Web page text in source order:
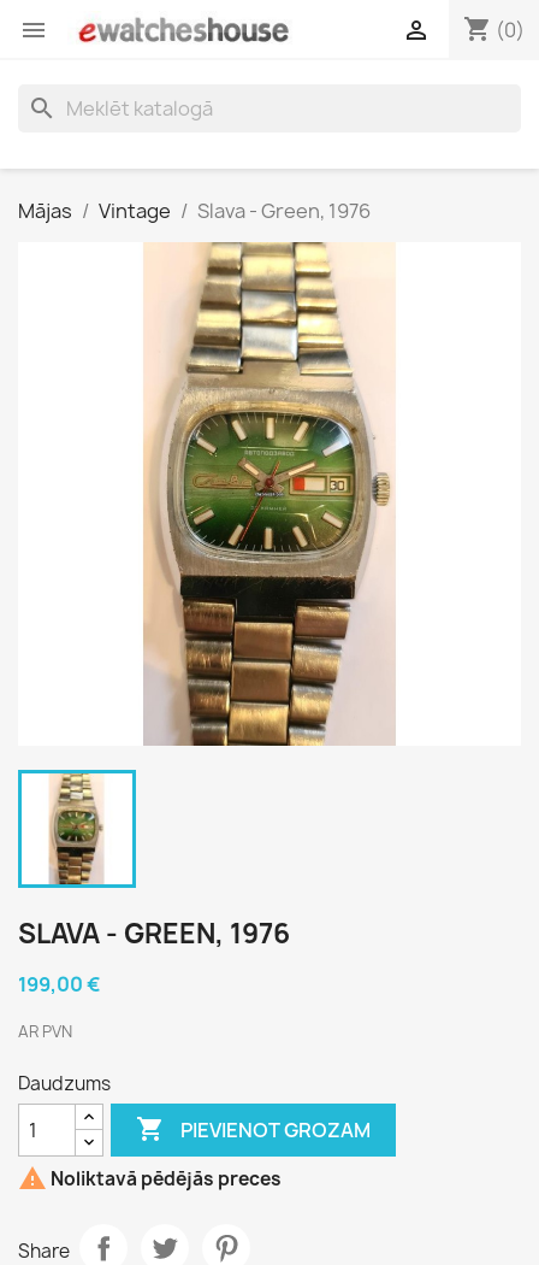
 shopping_cart (0)

search
Mājas Vintage Slava - Green, 1976
SLAVA - GREEN, 1976
199,00 €
AR PVN
Daudzums
 PIEVIENOT GROZAM
 Noliktavā pēdējās preces
Share